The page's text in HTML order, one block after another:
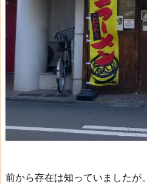
前から存在は知っていましたが。